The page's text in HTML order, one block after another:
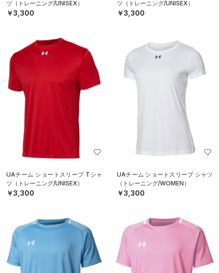
ツ（トレーニング/UNISEX）
￥3,300
ツ（トレーニング/UNISEX）
￥3,300
UAチーム ショートスリーブ Tシャ
ツ（トレーニング/UNISEX）
￥3,300
UAチーム ショートスリーブ シャツ
（トレーニング/WOMEN）
￥3,300